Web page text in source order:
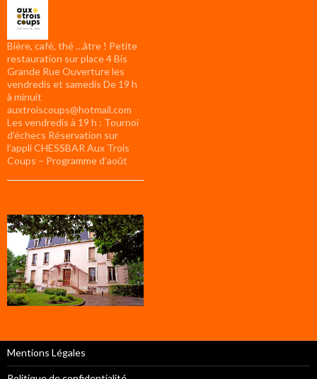
Bière, café, thé …âtre ! Petite
restauration sur place 4 Bis
Grande Rue Ouverture les
vendredis et samedis De 19 h
à minuit
auxtroiscoups@hotmail.com
Les vendredis à 19 h : Tournoi
d’échecs Réservation sur
l’appli CHESSBAR Aux Trois
Coups – Programme d’août
Mentions Légales